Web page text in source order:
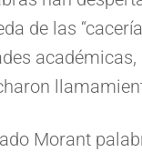
de las
Morant